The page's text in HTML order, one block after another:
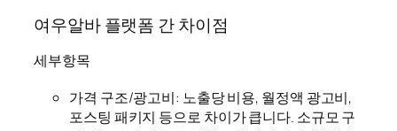
여우알바 플랫폼 간 차이점
세부항목
가격 구조/광고비: 노출당 비용, 월정액 광고비,
포스팅 패키지 등으로 차이가 큽니다. 소규모 구